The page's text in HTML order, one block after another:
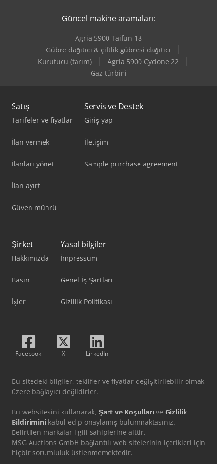
Güncel makine aramaları:
Agria 5900 Taifun 18
Gübre dağıtıcı & çiftlik gübresi dağıtıcı
Kurutucu (tarım)
Agria 5900 Cyclone 22
Gaz türbini
Satış
Tarifeler ve fiyatlar
İlan vermek
İlanları yönet
İlan ayırt
Güven mührü
Servis ve Destek
Giriş yap
İletişim
Sample purchase agreement
Şirket
Hakkımızda
Basın
İşler
Yasal bilgiler
İmpressum
Genel İş Şartları
Gizlilik Politikası
Facebook X LinkedIn
Bu sitedeki bilgiler, teklifler ve fiyatlar değişitirilebilir olmak
üzere bağlayıcı değildirler.
Bu websitesini kullanarak, Şart ve Koşulları ve Gizlilik
Bildirimini kabul edip onaylamış bulunmaktasınız.
Belirtilen markalar ilgili sahiplerine aittir.
MSG Auctions GmbH bağlantılı web sitelerinin içerikleri için
hiçbir sorumluluk üstlenmemektedir.